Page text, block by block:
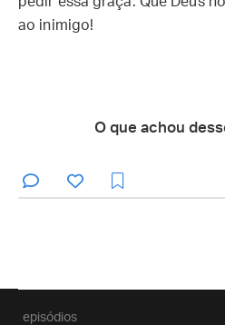
ao inimigo!
O que achou
episódios